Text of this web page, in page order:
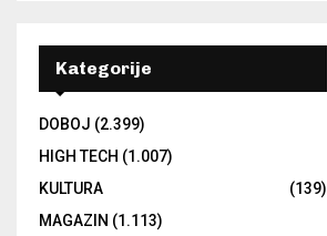
Kategorije
DOBOJ (2.399)
HIGH TECH (1.007)
KULTURA
(139)
MAGAZIN (1.113)